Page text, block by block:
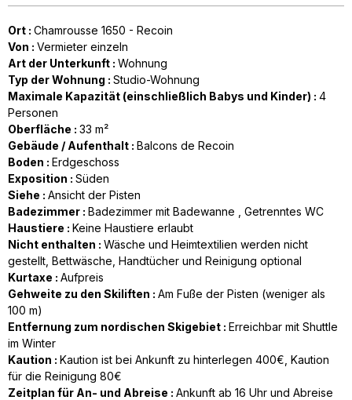
Ort : Chamrousse 1650 - Recoin
Von : Vermieter einzeln
Art der Unterkunft : Wohnung
Typ der Wohnung : Studio-Wohnung
Maximale Kapazität (einschließlich Babys und Kinder) : 4
Personen
Oberfläche : 33 m²
Gebäude / Aufenthalt : Balcons de Recoin
Boden : Erdgeschoss
Exposition : Süden
Siehe : Ansicht der Pisten
Badezimmer : Badezimmer mit Badewanne
Getrenntes WC
Haustiere : Keine Haustiere erlaubt
Nicht enthalten : Wäsche und Heimtextilien werden nicht
gestellt Bettwäsche, Handtücher und Reinigung optional
Kurtaxe : Aufpreis
Gehweite zu den Skiliften : Am Fuße der Pisten (weniger als
100 m)
Entfernung zum nordischen Skigebiet : Erreichbar mit Shuttle
im Winter
Kaution : Kaution ist bei Ankunft zu hinterlegen 400€ Kaution
für die Reinigung 80€
Zeitplan für An- und Abreise : Ankunft ab 16 Uhr und Abreise